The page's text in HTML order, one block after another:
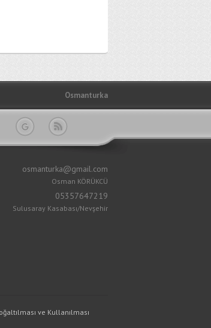
Osmanturka
osmanturka@gmail.com
Osman KÖRÜKCÜ
05357647219
Sulusaray Kasabası/Nevşehir
ve Kullanılması